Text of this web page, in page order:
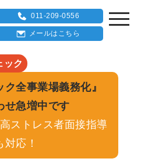
011-209-0556
メールはこちら
ック
ク全事業場義務化』
せ急増中です
ストレス者面接指導
対応！